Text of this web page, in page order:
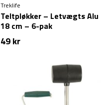
Treklife
Teltpløkker – Letvægts Alu
18 cm – 6-pak
49kr